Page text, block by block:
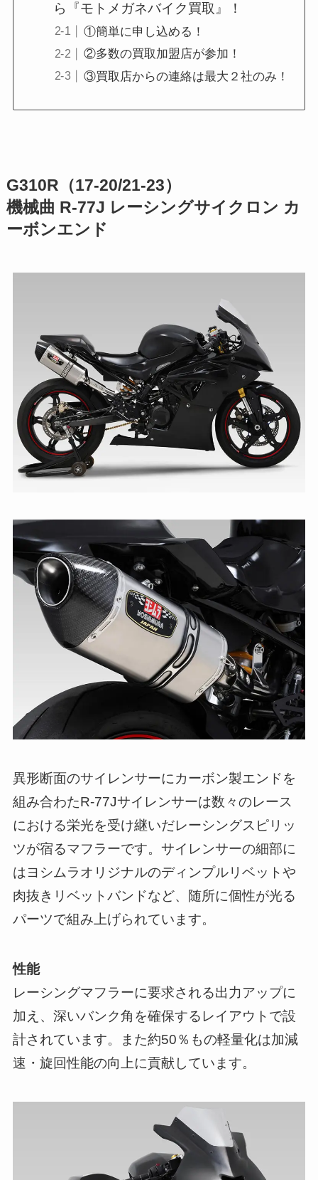
ら『モトメガネバイク買取』！
①簡単に申し込める！
②多数の買取加盟店が参加！
③買取店からの連絡は最大２社のみ！
G310R（17-20/21-23）
機械曲 R-77J レーシングサイクロン カ
ーボンエンド
異形断面のサイレンサーにカーボン製エンドを
組み合わたR-77Jサイレンサーは数々のレース
における栄光を受け継いだレーシングスピリッ
ツが宿るマフラーです。サイレンサーの細部に
はヨシムラオリジナルのディンプルリベットや
肉抜きリベットバンドなど、随所に個性が光る
パーツで組み上げられています。
性能
レーシングマフラーに要求される出力アップに
加え、深いバンク角を確保するレイアウトで設
計されています。また約50％もの軽量化は加減
速・旋回性能の向上に貢献しています。